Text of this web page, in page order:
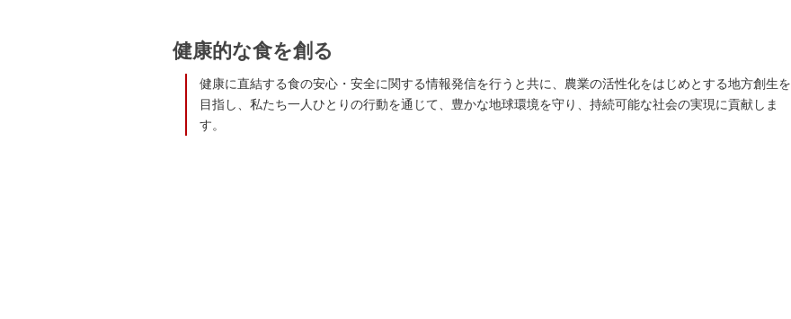
健康的な食を創る
健康に直結する食の安心・安全に関する情報発信を行うと共に、農業の活性化をはじめとする地方創生を
目指し、私たち一人ひとりの行動を通じて、豊かな地球環境を守り、持続可能な社会の実現に貢献しま
す。